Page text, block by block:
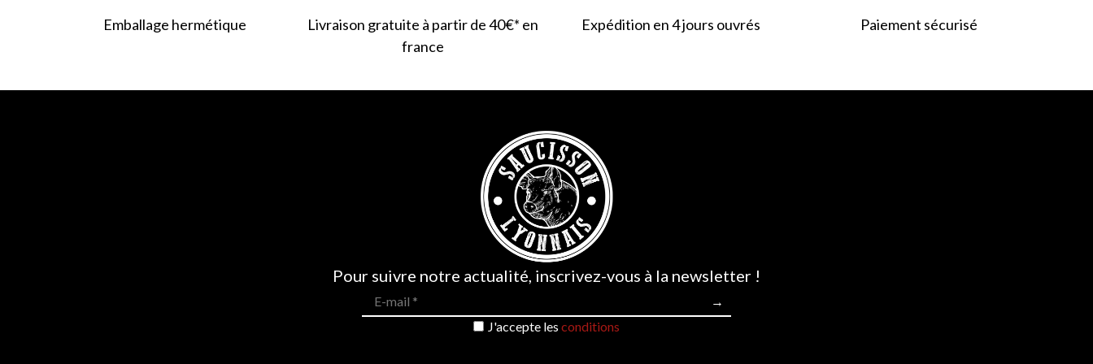
Emballage hermétique
Livraison gratuite à partir de 40€* en
france
Expédition en 4 jours ouvrés Paiement sécurisé
Pour suivre notre actualité, inscrivez-vous à la newsletter !
J'accepte les conditions